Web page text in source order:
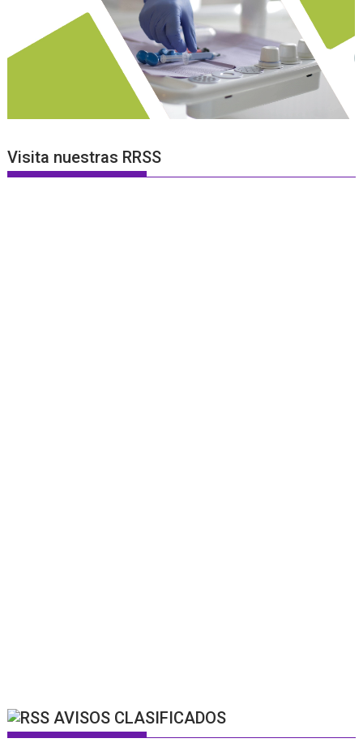
Visita nuestras RRSS
AVISOS CLASIFICADOS